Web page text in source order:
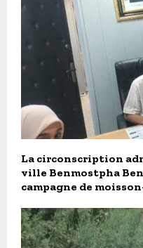
La circonscription
ville Benmostpha
campagne de